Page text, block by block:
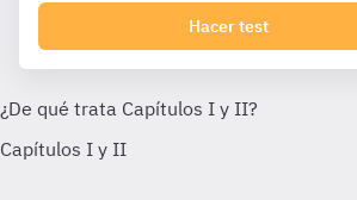
Hacer test